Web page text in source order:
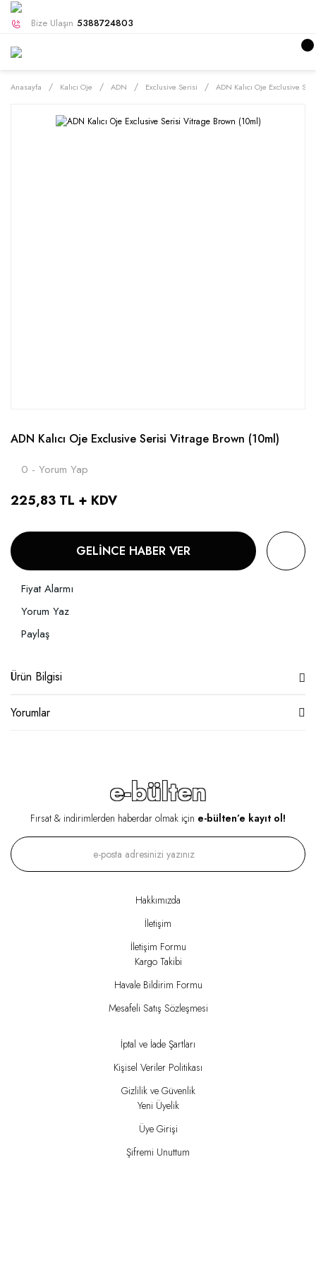
Bize Ulaşın 5388724803
Anasayfa Kalıcı Oje ADN Exclusive Serisi ADN Kalıcı Oje Exclusive
ADN Kalıcı Oje Exclusive Serisi Vitrage Brown (10ml)
0 - Yorum Yap
225,83 TL + KDV
GELİNCE HABER VER
Fiyat Alarmı
Yorum Yaz
Paylaş
Ürün Bilgisi
Yorumlar
e-bülten
Fırsat & indirimlerden haberdar olmak için e-bülten’e kayıt ol!
Hakkımızda
İletişim
İletişim Formu
Kargo Takibi
Havale Bildirim Formu
Mesafeli Satış Sözleşmesi
İptal ve İade Şartları
Kişisel Veriler Politikası
Gizlilik ve Güvenlik
Yeni Üyelik
Üye Girişi
Şifremi Unuttum